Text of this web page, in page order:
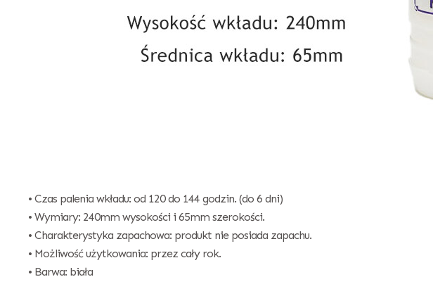
• Czas palenia wkładu: od 120 do 144 godzin. (do 6 dni)
• Wymiary: 240mm wysokości i 65mm szerokości.
• Charakterystyka zapachowa: produkt nie posiada zapachu.
• Możliwość użytkowania: przez cały rok.
• Barwa: biała